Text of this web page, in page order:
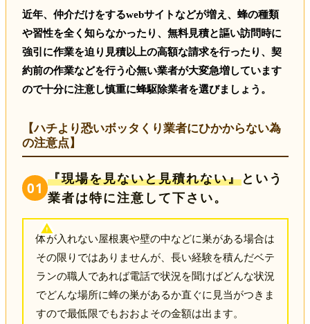
近年、仲介だけをするwebサイトなどが増え、蜂の種類
や習性を全く知らなかったり、無料見積と謳い訪問時に
強引に作業を迫り見積以上の高額な請求を行ったり、契
約前の作業などを行う心無い業者が大変急増しています
ので十分に注意し慎重に蜂駆除業者を選びましょう。
【ハチより恐いボッタくり業者にひかからない為
の注意点】
01
『現場を見ないと見積れない』という
業者は特に注意して下さい。
体が入れない屋根裏や壁の中などに巣がある場合は
その限りではありませんが、長い経験を積んだベテ
ランの職人であれば電話で状況を聞けばどんな状況
でどんな場所に蜂の巣があるか直ぐに見当がつきま
すので最低限でもおおよその金額は出ます。